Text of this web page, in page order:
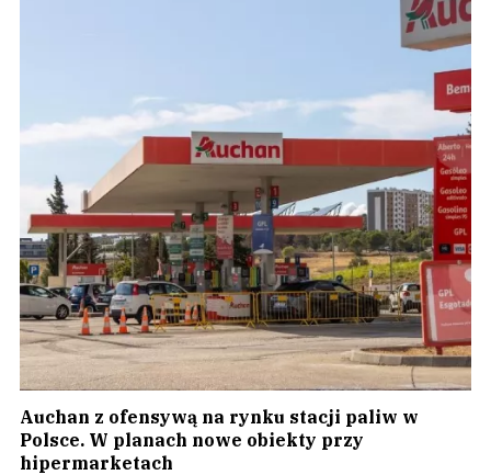
Auchan z ofensywą na rynku stacji paliw w
Polsce. W planach nowe obiekty przy
hipermarketach